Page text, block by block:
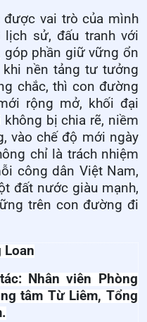
vai trò của mình
sử, đấu tranh với
góp phần giữ vững ổn
nền tảng tư tưởng
chắc, thì con đường
rộng mở, khối đại
bị chia rẽ, niềm
vào chế độ mới ngày
chỉ là trách nhiệm
công dân Việt Nam,
đất nước giàu mạnh,
trên con đường đi
Loan
Nhân viên Phòng
tâm Từ Liêm, Tổng